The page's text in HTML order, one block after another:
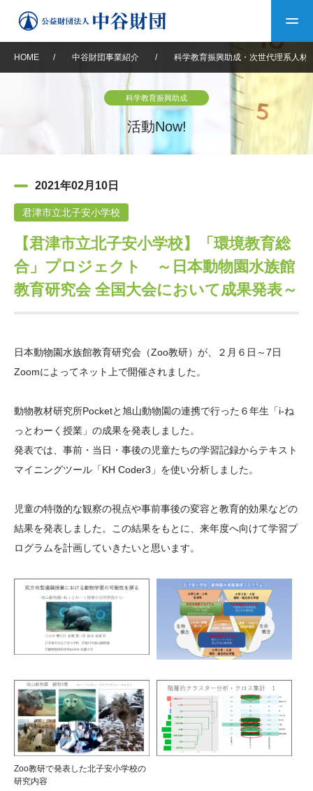
中谷財団について
設立趣意書
沿革 40年史デジタルブック
中谷財団40年史
40年史別冊
年報一覧 中谷財団レポート
中谷財団事業紹介
神戸賞 長期大型研究助成
研究助成 交流助成
ム
次世代理系人材育成プ
ログラム助成
中谷財団動画紹介
その他情報
その他情報
個人情報保護に関する
アクセス よくあるご質問
お問い合わせ
日本語 English マイページ
HOME / 中谷財団事業紹介 / 科学教育振興助成・次世代理系人材
科学教育振興助成
活動Now!
2021年02月10日
君津市立北子安小学校
【君津市立北子安小学校】「環境教育総
合」プロジェクト ～日本動物園水族館
教育研究会 全国大会において成果発表～
日本動物園水族館教育研究会（Zoo教研）が、２月６日～7日
Zoomによってネット上で開催されました。
動物教材研究所Pocketと旭山動物園の連携で行った６年生「i-ね
っとわーく授業」の成果を発表しました。
発表では、事前・当日・事後の児童たちの学習記録からテキスト
マイニングツール「KH Coder3」を使い分析しました。
児童の特徴的な観察の視点や事前事後の変容と教育的効果などの
結果を発表しました。この結果をもとに、来年度へ向けて学習プ
ログラムを計画していきたいと思います。
Zoo教研で発表した北子安小学校の
研究内容